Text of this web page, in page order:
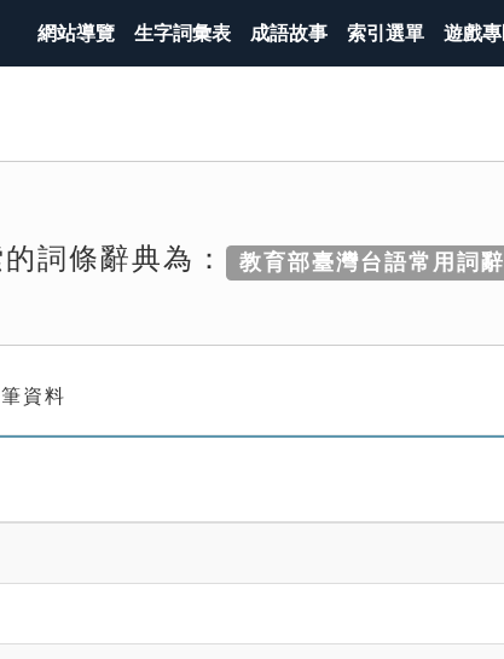
網站導覽 生字詞彙表 成語故事 索引選單 遊戲
詞條辭典為： 教育部臺灣台語常用詞
資料